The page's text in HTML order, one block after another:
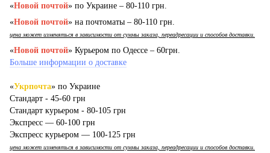
«Новой почтой» по Украине – 80-110 грн.
«Новой почтой» на почтоматы – 80-110 грн.
цена может изменяться в зависимости от суммы заказа, переадресации и способов доставки.
«Новой почтой» Курьером по Одессе – 60грн.
Больше информации о доставке
«Укрпочта» по Украине
Стандарт - 45-60 грн
Стандарт курьером - 80-105 грн
Экспресс — 60-100 грн
Экспресс курьером — 100-125 грн
цена может изменяться в зависимости от суммы заказа, переадресации и способов доставки.